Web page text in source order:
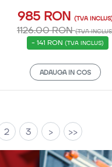
985 RON(TVA
1126.00 RON(TVA
- 141 RON(TVA INCLUS)
ADAUGA IN COS
2 3 > >>